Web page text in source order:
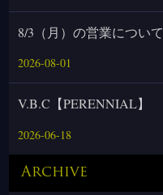
8/3（月）の営業について
2026-08-01
V.B.C【PERENNIAL】
2026-06-18
Archive